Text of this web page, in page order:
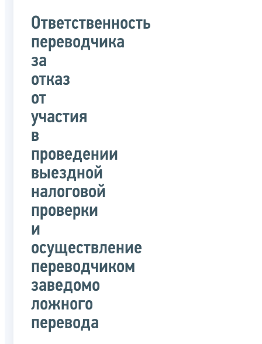
Ответственность
переводчика
за
отказ
от
участия
в
проведении
выездной
налоговой
проверки
и
осуществление
переводчиком
заведомо
ложного
перевода